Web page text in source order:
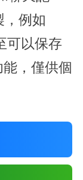
，例如
可以保存
，僅供個